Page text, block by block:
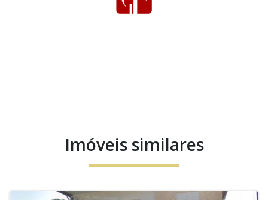
Imóveis similares